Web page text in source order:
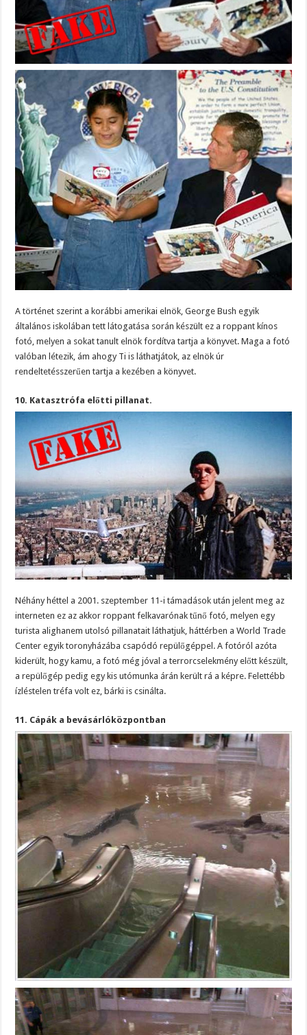
A történet szerint a korábbi amerikai elnök, George Bush egyik
általános iskolában tett látogatása során készült ez a roppant kínos
fotó, melyen a sokat tanult elnök fordítva tartja a könyvet. Maga a fotó
valóban létezik, ám ahogy Ti is láthatjátok, az elnök úr
rendeltetésszerűen tartja a kezében a könyvet.
10. Katasztrófa előtti pillanat.
Néhány héttel a 2001. szeptember 11-i támadások után jelent meg az
interneten ez az akkor roppant felkavarónak tűnő fotó, melyen egy
turista alighanem utolsó pillanatait láthatjuk, háttérben a World Trade
Center egyik toronyházába csapódó repülőgéppel. A fotóról azóta
kiderült, hogy kamu, a fotó még jóval a terrorcselekmény előtt készült,
a repülőgép pedig egy kis utómunka árán került rá a képre. Felettébb
ízléstelen tréfa volt ez, bárki is csinálta.
11. Cápák a bevásárlóközpontban